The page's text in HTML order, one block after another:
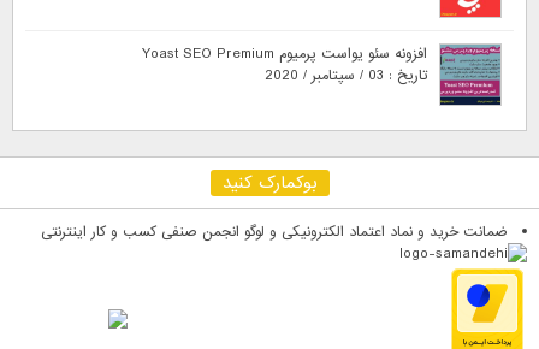
افزونه سئو یواست پرمیوم Yoast SEO Premium
تاریخ : 03 / سپتامبر / 2020
بوکمارک کنید
ضمانت خرید و نماد اعتماد الکترونیکی و لوگو انجمن صنفی کسب و کار اینترنتی